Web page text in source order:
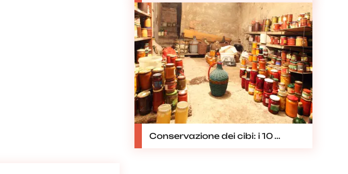
Conservazione dei cibi: i 10 ...